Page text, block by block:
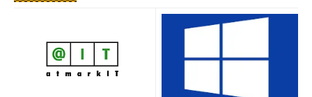
例えば、小規模のプロジェクトで組織もメンバーも同意するな
ァーストやペアプログラミングを採用することで品質を向上でき
るかもしれない。また、メンバーの動機づけやプロジェクトの作